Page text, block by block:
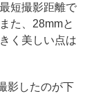
短撮影距離で
た、28mmと
く美しい点は
影したのが下